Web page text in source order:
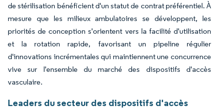
de stérilisation bénéficient d'un statut de contrat préférentiel. À
mesure que les milieux ambulatoires se développent, les
priorités de conception s'orientent vers la facilité d'utilisation
et la rotation rapide, favorisant un pipeline régulier
d'innovations incrémentales qui maintiennent une concurrence
vive sur l'ensemble du marché des dispositifs d'accès
vasculaire.
Leaders du secteur des dispositifs d'accès